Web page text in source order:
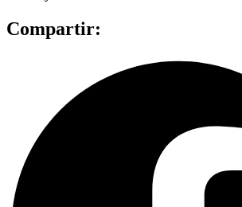
Compartir: